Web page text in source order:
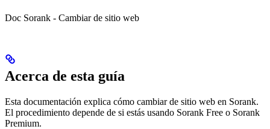
Doc Sorank - Cambiar de sitio web
Acerca de esta guía
Esta documentación explica cómo cambiar de sitio web en Sorank.
El procedimiento depende de si estás usando Sorank Free o Sorank
Premium.